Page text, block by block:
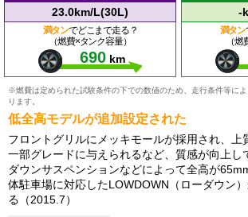
23.0km/L(30L)
満タンでどこまで走る？
（燃費×タンク容量）
690 km
-
満タン
（
※燃費は定められた試験条件の下での数値のため、走行条件等に
ります。
低全高モデルが追加設定された
フロントグリルにメッキモールが採用され、上
一部グレードに与えられるなど、質感が向上し
ダウンサスペンションなどによって全高が
体駐車場に対応したLOWDOWN（ローダウン
る（2015.7）